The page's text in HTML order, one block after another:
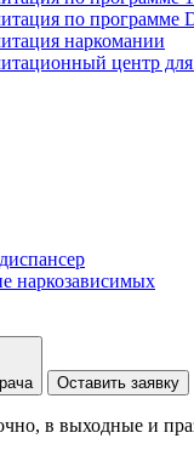
по программе
наркомании
центр
наркозависимых
Оставить заявку
в выходные и